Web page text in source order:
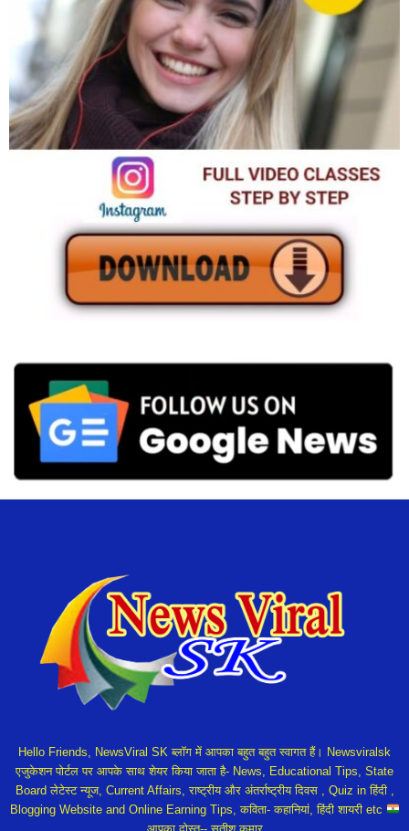
Hello Friends, NewsViral SK ब्लॉग में आपका बहुत बहुत स्वागत हैं। Newsviralsk
एजुकेशन पोर्टल पर आपके साथ शेयर किया जाता है- News, Educational Tips, State
Board लेटेस्ट न्यूज, Current Affairs, राष्ट्रीय और अंतर्राष्ट्रीय दिवस , Quiz in हिंदी ,
Blogging Website and Online Earning Tips, कविता- कहानियां, हिंदी शायरी etc
आपका दोस्त-- सतीश कुमार